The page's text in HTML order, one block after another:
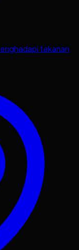
tekanan